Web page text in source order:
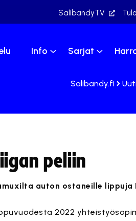
SalibandyTV
Info Sarjat
Salibandy.fi
peliin
auton ostaneille lippuja
2022